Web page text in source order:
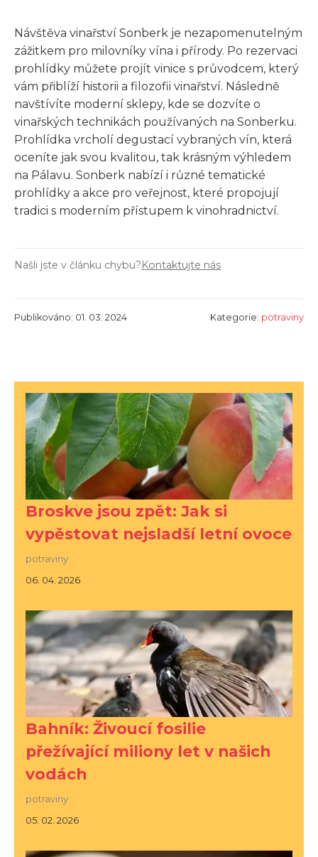
Návštěva vinařství Sonberk je nezapomenutelným
zážitkem pro milovníky vína i přírody. Po rezervaci
prohlídky můžete projít vinice s průvodcem, který
vám přiblíží historii a filozofii vinařství. Následně
navštívíte moderní sklepy, kde se dozvíte o
vinařských technikách používaných na Sonberku.
Prohlídka vrcholí degustací vybraných vín, která
oceníte jak svou kvalitou, tak krásným výhledem
na Pálavu. Sonberk nabízí i různé tematické
prohlídky a akce pro veřejnost, které propojují
tradici s moderním přístupem k vinohradnictví.
Našli jste v článku chybu?Kontaktujte nás
Publikováno: 01. 03. 2024 Kategorie: potraviny
Broskve jsou zpět: Jak si
vypěstovat nejsladší letní ovoce
potraviny
06. 04. 2026
Bahník: Živoucí fosilie
přežívající miliony let v našich
vodách
potraviny
05. 02. 2026